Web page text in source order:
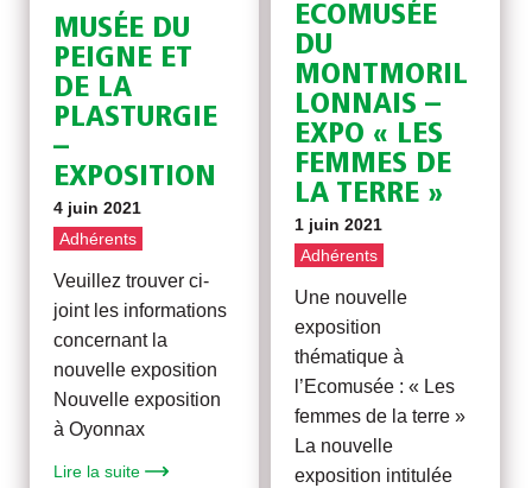
MUSÉE DU
PEIGNE ET
DE LA
PLASTURGIE
–
EXPOSITION
4 juin 2021
Adhérents
Veuillez trouver ci-
joint les informations
concernant la
nouvelle exposition
Nouvelle exposition
à Oyonnax
Lire la suite
ECOMUSÉE
DU
MONTMORIL
LONNAIS –
EXPO « LES
FEMMES DE
LA TERRE »
1 juin 2021
Adhérents
Une nouvelle
exposition
thématique à
l’Ecomusée : « Les
femmes de la terre »
La nouvelle
exposition intitulée